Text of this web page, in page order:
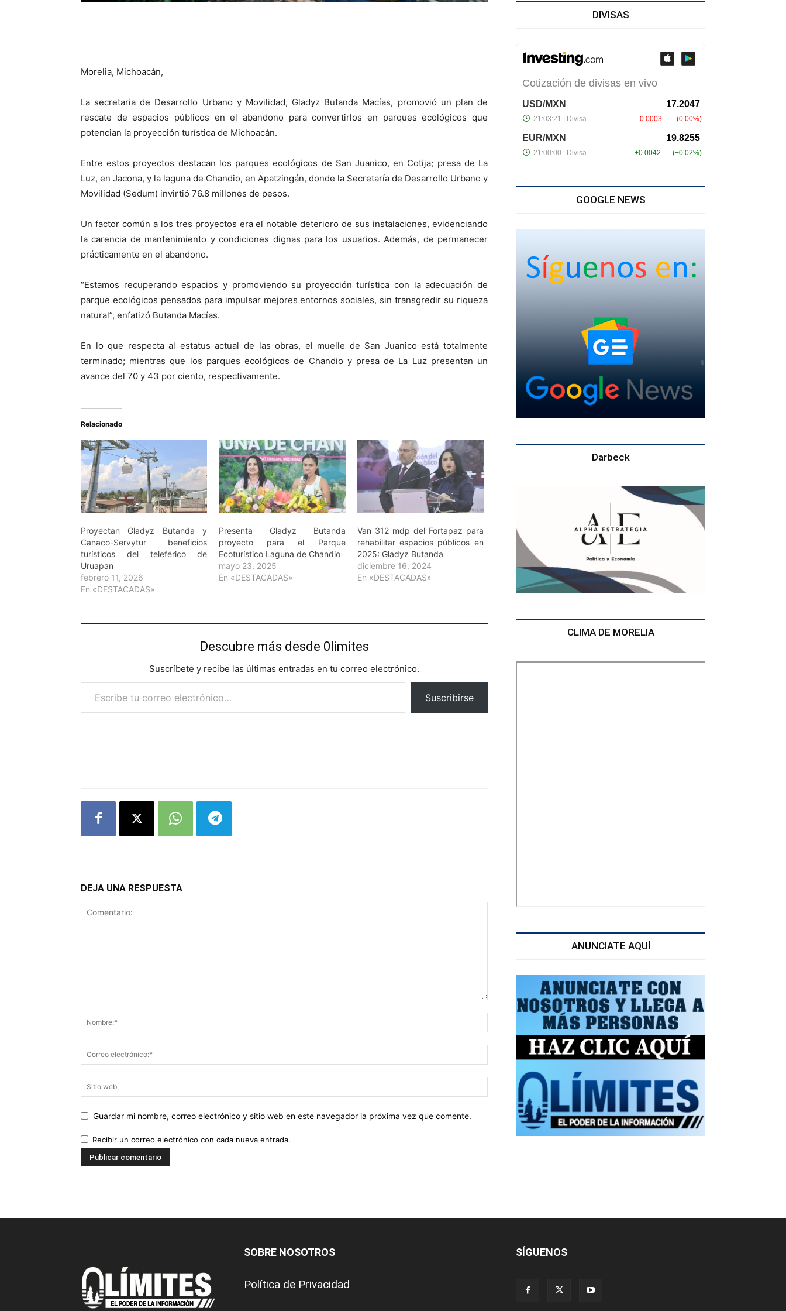
Morelia, Michoacán,
La secretaria de Desarrollo Urbano y Movilidad, Gladyz Butanda Macías, promovió un plan de
rescate de espacios públicos en el abandono para convertirlos en parques ecológicos que
potencian la proyección turística de Michoacán.
Entre estos proyectos destacan los parques ecológicos de San Juanico, en Cotija; presa de La
Luz, en Jacona, y la laguna de Chandio, en Apatzingán, donde la Secretaría de Desarrollo Urbano y
Movilidad (Sedum) invirtió 76.8 millones de pesos.
Un factor común a los tres proyectos era el notable deterioro de sus instalaciones, evidenciando
la carencia de mantenimiento y condiciones dignas para los usuarios. Además, de permanecer
prácticamente en el abandono.
“Estamos recuperando espacios y promoviendo su proyección turística con la adecuación de
parque ecológicos pensados para impulsar mejores entornos sociales, sin transgredir su riqueza
natural”, enfatizó Butanda Macías.
En lo que respecta al estatus actual de las obras, el muelle de San Juanico está totalmente
terminado; mientras que los parques ecológicos de Chandio y presa de La Luz presentan un
avance del 70 y 43 por ciento, respectivamente.
Relacionado
Proyectan Gladyz Butanda y
Canaco-Servytur beneficios
turísticos del teleférico de
Uruapan
febrero 11, 2026
En «DESTACADAS»
Presenta Gladyz Butanda
proyecto para el Parque
Ecoturístico Laguna de Chandio
mayo 23, 2025
En «DESTACADAS»
Van 312 mdp del Fortapaz para
rehabilitar espacios públicos en
2025: Gladyz Butanda
diciembre 16, 2024
En «DESTACADAS»
Descubre más desde 0limites
Suscríbete y recibe las últimas entradas en tu correo electrónico.
Escribe tu correo electrónico…
Suscribirse
DEJA UNA RESPUESTA
Guardar mi nombre, correo electrónico y sitio web en este navegador la próxima vez que comente.
Recibir un correo electrónico con cada nueva entrada.
DIVISAS
GOOGLE NEWS
Darbeck
CLIMA DE MORELIA
ANUNCIATE AQUÍ
SOBRE NOSOTROS
Política de Privacidad
SÍGUENOS